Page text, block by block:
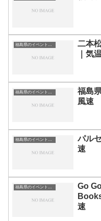
福島県のイベント会場一覧
二本
｜気
福島
風速
パル
速
Go
速